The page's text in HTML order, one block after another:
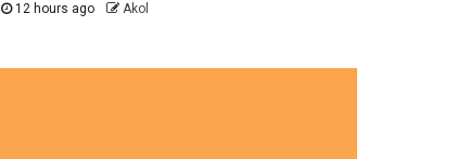
12 hours ago Akol